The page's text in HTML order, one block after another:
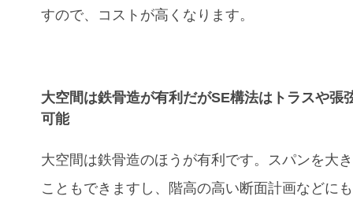
すので、コストが高くなります。
大空間は鉄骨造が有利だがSE構法はトラスや張
可能
大空間は鉄骨造のほうが有利です。スパンを大
こともできますし、階高の高い断面計画などに